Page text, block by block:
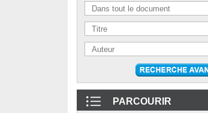
PARCOURIR